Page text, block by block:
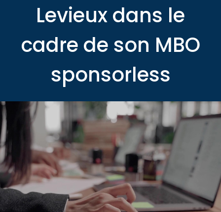
Levieux dans le
cadre de son MBO
sponsorless